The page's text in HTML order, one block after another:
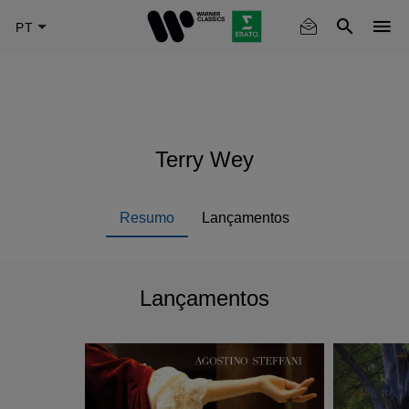
Terry Wey
Resumo Lançamentos
Lançamentos